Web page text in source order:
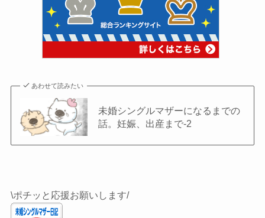
あわせて読みたい
未婚シングルマザーになるまでの
話。妊娠、出産まで-2
\ポチッと応援お願いします/